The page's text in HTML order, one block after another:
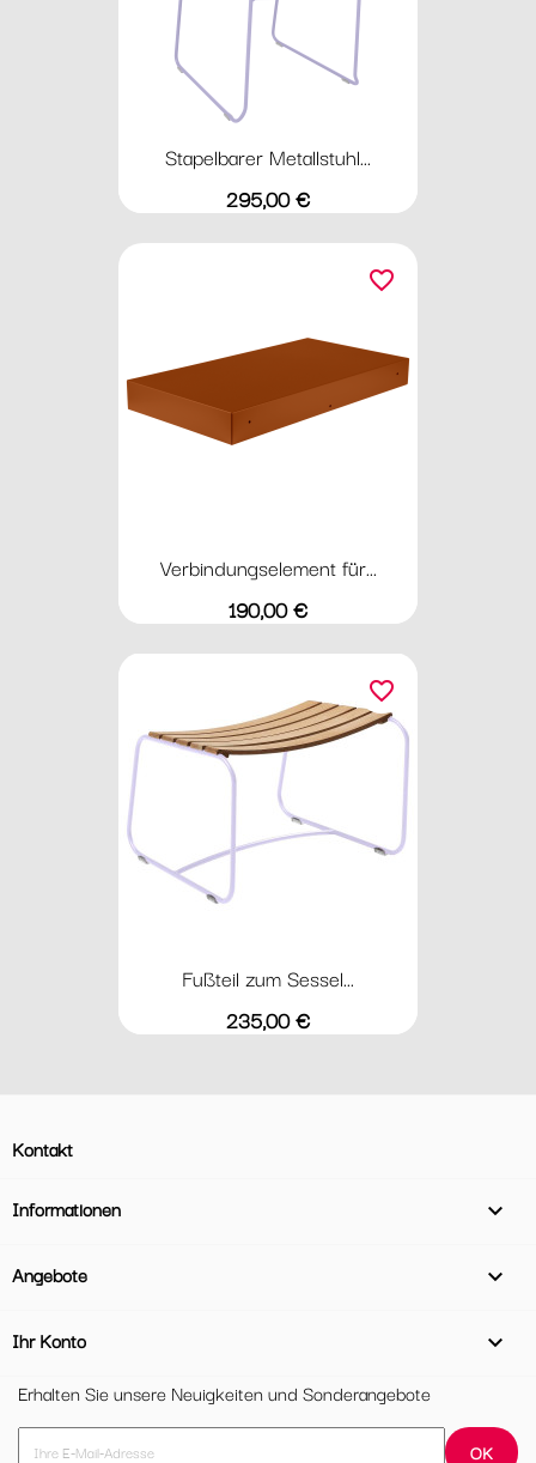
Stapelbarer Metallstuhl...
Preis
295,00 €
Verbindungselement für...
Preis
190,00 €
favorite_border
Fußteil zum Sessel...
Preis
235,00 €
favorite_border
Kontakt
Informationen 
Angebote 
Ihr Konto

Erhalten Sie unsere Neuigkeiten und Sonderangebote